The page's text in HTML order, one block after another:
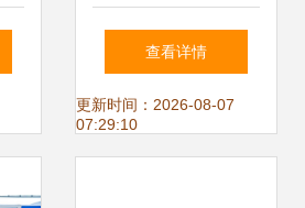
中山市汉信现代设
计制造技术服务中
查看详情
更新时间：2026-08-07
07:29:10